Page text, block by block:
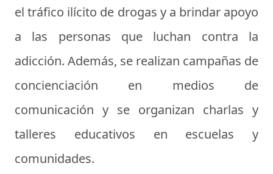
el tráfico ilícito de drogas y a brindar apoyo
a las personas que luchan contra la
adicción. Además, se realizan campañas de
concienciación en medios de
comunicación y se organizan charlas y
talleres educativos en escuelas y
comunidades.